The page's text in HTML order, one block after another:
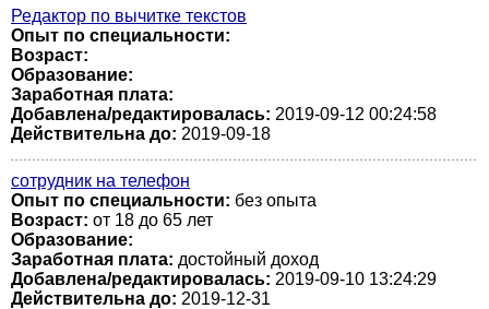
Редактор по вычитке текстов
Опыт по специальности:
Возраст:
Образование:
Заработная плата:
Добавлена/редактировалась: 2019-09-12 00:24:58
Действительна до: 2019-09-18
сотрудник на телефон
Опыт по специальности: без опыта
Возраст: от 18 до 65 лет
Образование:
Заработная плата: достойный доход
Добавлена/редактировалась: 2019-09-10 13:24:29
Действительна до: 2019-12-31